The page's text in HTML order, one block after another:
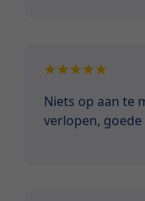
Niets op aan te
verlopen, goede